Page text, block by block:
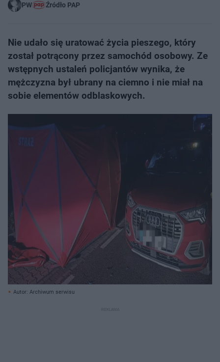
PW Źródło PAP
Nie udało się uratować życia pieszego, który
został potrącony przez samochód osobowy. Ze
wstępnych ustaleń policjantów wynika, że
mężczyzna był ubrany na ciemno i nie miał na
sobie elementów odblaskowych.
Autor: Archiwum serwisu